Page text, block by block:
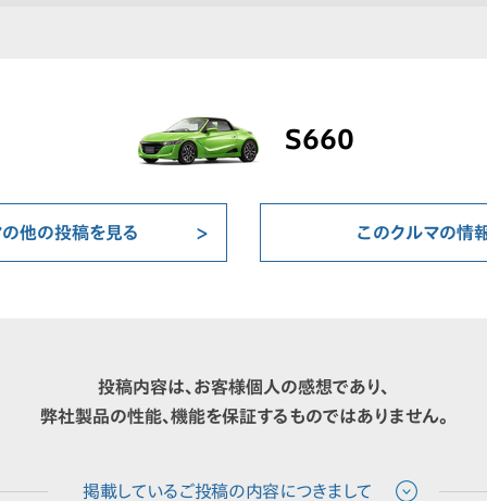
S660
他の投稿を見る このクルマの情
投稿内容は、お客様個人の感想であり、
弊社製品の性能、機能を保証するものではありません。